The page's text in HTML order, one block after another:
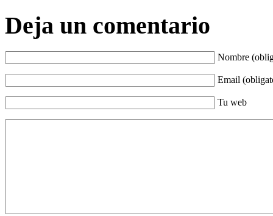
Deja un comentario
Nombre
Email
Tu web